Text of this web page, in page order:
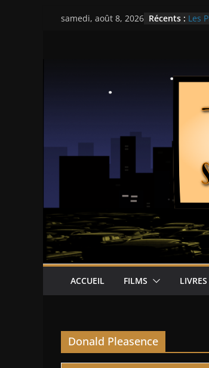
Passersamedi, août 8, 2026 Récents : Les
Ça
ACCUEIL FILMS LIVRES
Donald Pleasence